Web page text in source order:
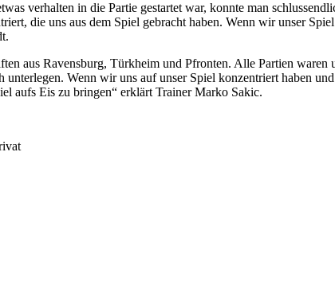
verhalten in die Partie gestartet war, konnte man
die uns aus dem Spiel gebracht haben. Wenn wir unser
aus Ravensburg, Türkheim und Pfronten. Alle Partien waren
Wenn wir uns auf unser Spiel konzentriert haben
aufs Eis zu bringen“ erklärt Trainer Marko Sakic.